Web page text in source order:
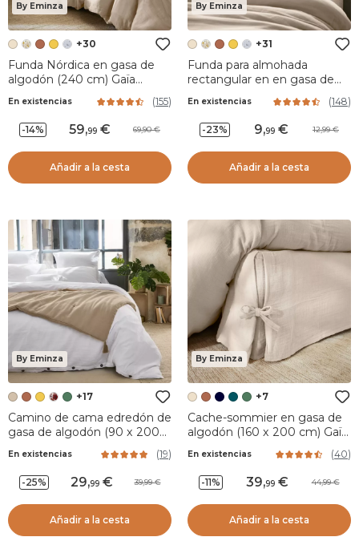
By Eminza
+30
Funda Nórdica en gasa de
algodón (240 cm) Gaïa
En existencias (155)
-14% 59,99 69,90
Añadir a la cesta
By Eminza
+31
Funda para almohada
rectangular en en gasa de
algodón (L70 cm) Gaïa Beige
pampa
En existencias (148)
-23% 9,99 12,99
Añadir a la cesta
By Eminza
+17
Camino de cama edredón de
gasa de algodón (90 x 200
En existencias (19)
-25% 29,99 39,99
Añadir a la cesta
By Eminza
+7
Cache-sommier en gasa de
algodón (160 x 200 cm) Gaïa
En existencias (40)
-11% 39,99 44,99
Añadir a la cesta